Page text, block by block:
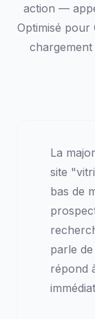
action —
Optimisé pour
La
site
bas de
parle
répond